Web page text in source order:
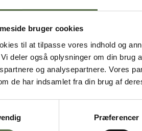
bruger cookies
til at tilpasse vores indhold og
deler også oplysninger om din brug
og analysepartnere. Vores
de har indsamlet fra din brug af
Præferencer
/ Squashkage
varme krydderier og en svampet